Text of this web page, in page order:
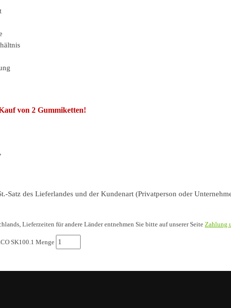
von 2 Gummiketten!
Satz des Lieferlandes und der Kundenart (Privatperson oder
Lieferzeiten für andere Länder entnehmen Sie bitte auf unserer Seite Zahlung
SK100.1 Menge